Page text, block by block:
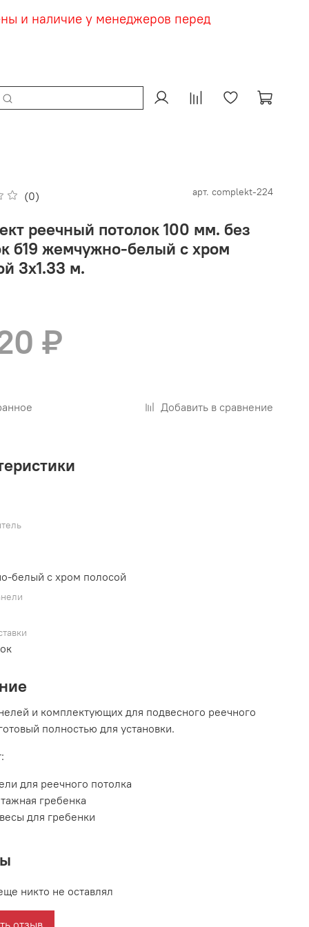
и наличие у менеджеров перед
(0) арт. complekt-224
реечный потолок 100 мм. без
б19 жемчужно-белый с хром
3х1.33 м.
₽
Добавить в сравнение
белый с хром полосой
и комплектующих для подвесного реечного
полностью для установки.
для реечного потолка
гребенка
для гребенки
никто не оставлял